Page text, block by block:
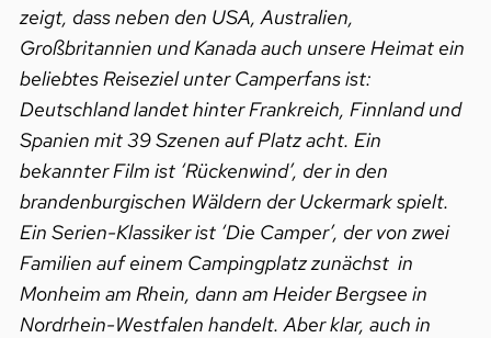
zeigt, dass neben den USA, Australien,
Großbritannien und Kanada auch unsere Heimat ein
beliebtes Reiseziel unter Camperfans ist:
Deutschland landet hinter Frankreich, Finnland und
Spanien mit 39 Szenen auf Platz acht. Ein
bekannter Film ist ‘Rückenwind’, der in den
brandenburgischen Wäldern der Uckermark spielt.
Ein Serien-Klassiker ist ‘Die Camper’, der von zwei
Familien auf einem Campingplatz zunächst in
Monheim am Rhein, dann am Heider Bergsee in
Nordrhein-Westfalen handelt. Aber klar, auch in